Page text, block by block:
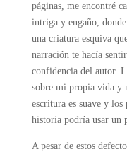
páginas, me encontré
intriga y engaño,
una criatura esquiva
narración te hacía
confidencia del autor.
sobre mi propia vida y
escritura es suave y los
historia podría usar un
A pesar de estos